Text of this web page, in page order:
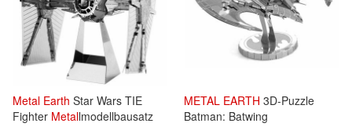
Metal Earth Star Wars TIE
Fighter Metallmodellbausatz
METAL EARTH 3D-Puzzle
Batman: Batwing